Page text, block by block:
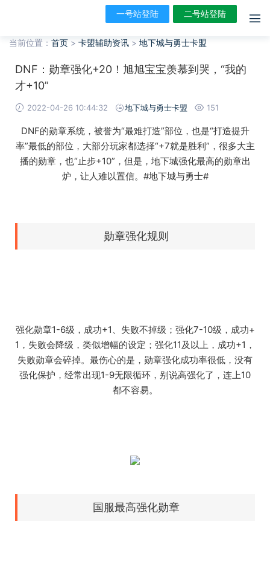
一号站登陆 二号站登陆
当前位置： 首页 > 卡盟辅助资讯 > 地下城与勇士卡盟
DNF：勋章强化+20！旭旭宝宝羡慕到哭，“我的
才+10”
2022-04-26 10:44:32 地下城与勇士卡盟 151
DNF的勋章系统，被誉为“最难打造”部位，也是“打造提升
率”最低的部位，大部分玩家都选择“+7就是胜利”，很多大主
播的勋章，也“止步+10”，但是，地下城强化最高的勋章出
炉，让人难以置信。#地下城与勇士#
勋章强化规则
强化勋章1-6级，成功+1、失败不掉级；强化7-10级，成功+
1，失败会降级，类似增幅的设定；强化11及以上，成功+1，
失败勋章会碎掉。最伤心的是，勋章强化成功率很低，没有
强化保护，经常出现1-9无限循环，别说高强化了，连上10
都不容易。
国服最高强化勋章